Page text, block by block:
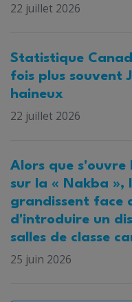
22 juillet 2026
Statistique
fois plus souvent
haineux
22 juillet 2026
Alors que s'ouvre
sur la « Nakba »,
grandissent face
d'introduire un
salles de classe
25 juin 2026